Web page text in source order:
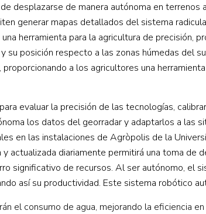
desplazarse de manera autónoma en terrenos
generar mapas detallados del sistema
herramienta para la agricultura de precisión,
posición respecto a las zonas húmedas del
a los agricultores una
evaluar la precisión de las tecnologías,
los datos del georradar y adaptarlos a las
en las instalaciones de Agròpolis de la
actualizada diariamente permitirá una toma de
significativo de recursos. Al ser autónomo, el
así su productividad. Este sistema robótico
el consumo de agua, mejorando la eficiencia